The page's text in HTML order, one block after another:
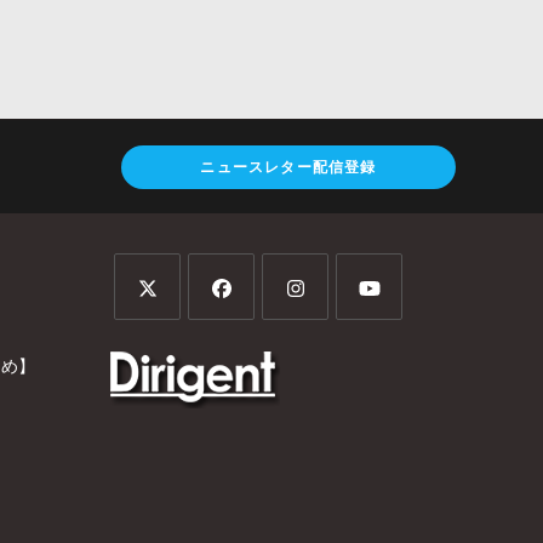
ニュースレター配信登録
】